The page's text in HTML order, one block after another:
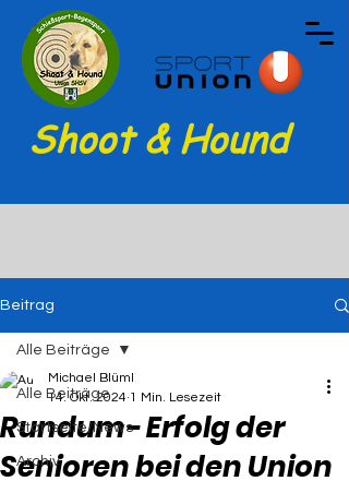
Shoot & Hound
Beitrag
Alle Beiträge
Startseite/News
Archiv
Alle Beiträge
Rundum- Erfolg der
Senioren bei den Union
Michael Blüml
14. Okt. 2024 1 Min. Lesezeit